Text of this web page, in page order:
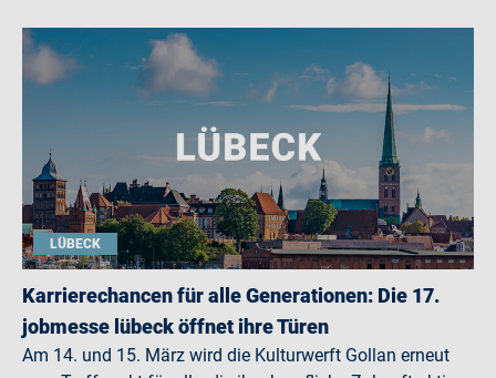
LÜBECK
Karrierechancen für alle Generationen: Die 17.
jobmesse lübeck öffnet ihre Türen
Am 14. und 15. März wird die Kulturwerft Gollan erneut